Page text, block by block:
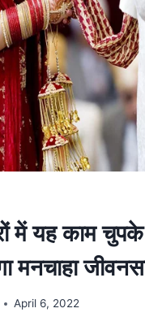
यह
अचूक
उपाए
में यह काम
मनचाहा
April 6, 2022